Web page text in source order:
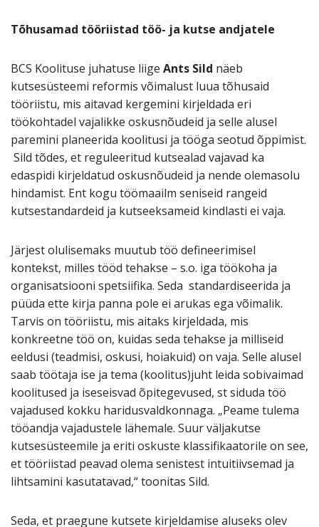
Tõhusamad tööriistad töö- ja kutse andjatele
BCS Koolituse juhatuse liige Ants Sild näeb
kutsesüsteemi reformis võimalust luua tõhusaid
tööriistu, mis aitavad kergemini kirjeldada eri
töökohtadel vajalikke oskusnõudeid ja selle alusel
paremini planeerida koolitusi ja tööga seotud õppimist.
Sild tõdes, et reguleeritud kutsealad vajavad ka
edaspidi kirjeldatud oskusnõudeid ja nende olemasolu
hindamist. Ent kogu töömaailm seniseid rangeid
kutsestandardeid ja kutseeksameid kindlasti ei vaja.
Järjest olulisemaks muutub töö defineerimisel
kontekst, milles tööd tehakse – s.o. iga töökoha ja
organisatsiooni spetsiifika. Seda standardiseerida ja
püüda ette kirja panna pole ei arukas ega võimalik.
Tarvis on tööriistu, mis aitaks kirjeldada, mis
konkreetne töö on, kuidas seda tehakse ja milliseid
eeldusi (teadmisi, oskusi, hoiakuid) on vaja. Selle alusel
saab töötaja ise ja tema (koolitus)juht leida sobivaimad
koolitused ja iseseisvad õpitegevused, st siduda töö
vajadused kokku haridusvaldkonnaga. „Peame tulema
tööandja vajadustele lähemale. Suur väljakutse
kutsesüsteemile ja eriti oskuste klassifikaatorile on see,
et tööriistad peavad olema senistest intuitiivsemad ja
lihtsamini kasutatavad,“ toonitas Sild.
Seda, et praegune kutsete kirjeldamise aluseks olev